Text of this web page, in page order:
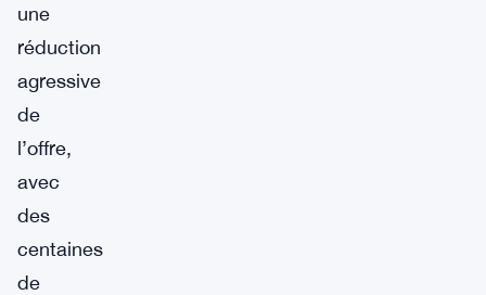
une
réduction
agressive
de
l’offre,
avec
des
centaines
de